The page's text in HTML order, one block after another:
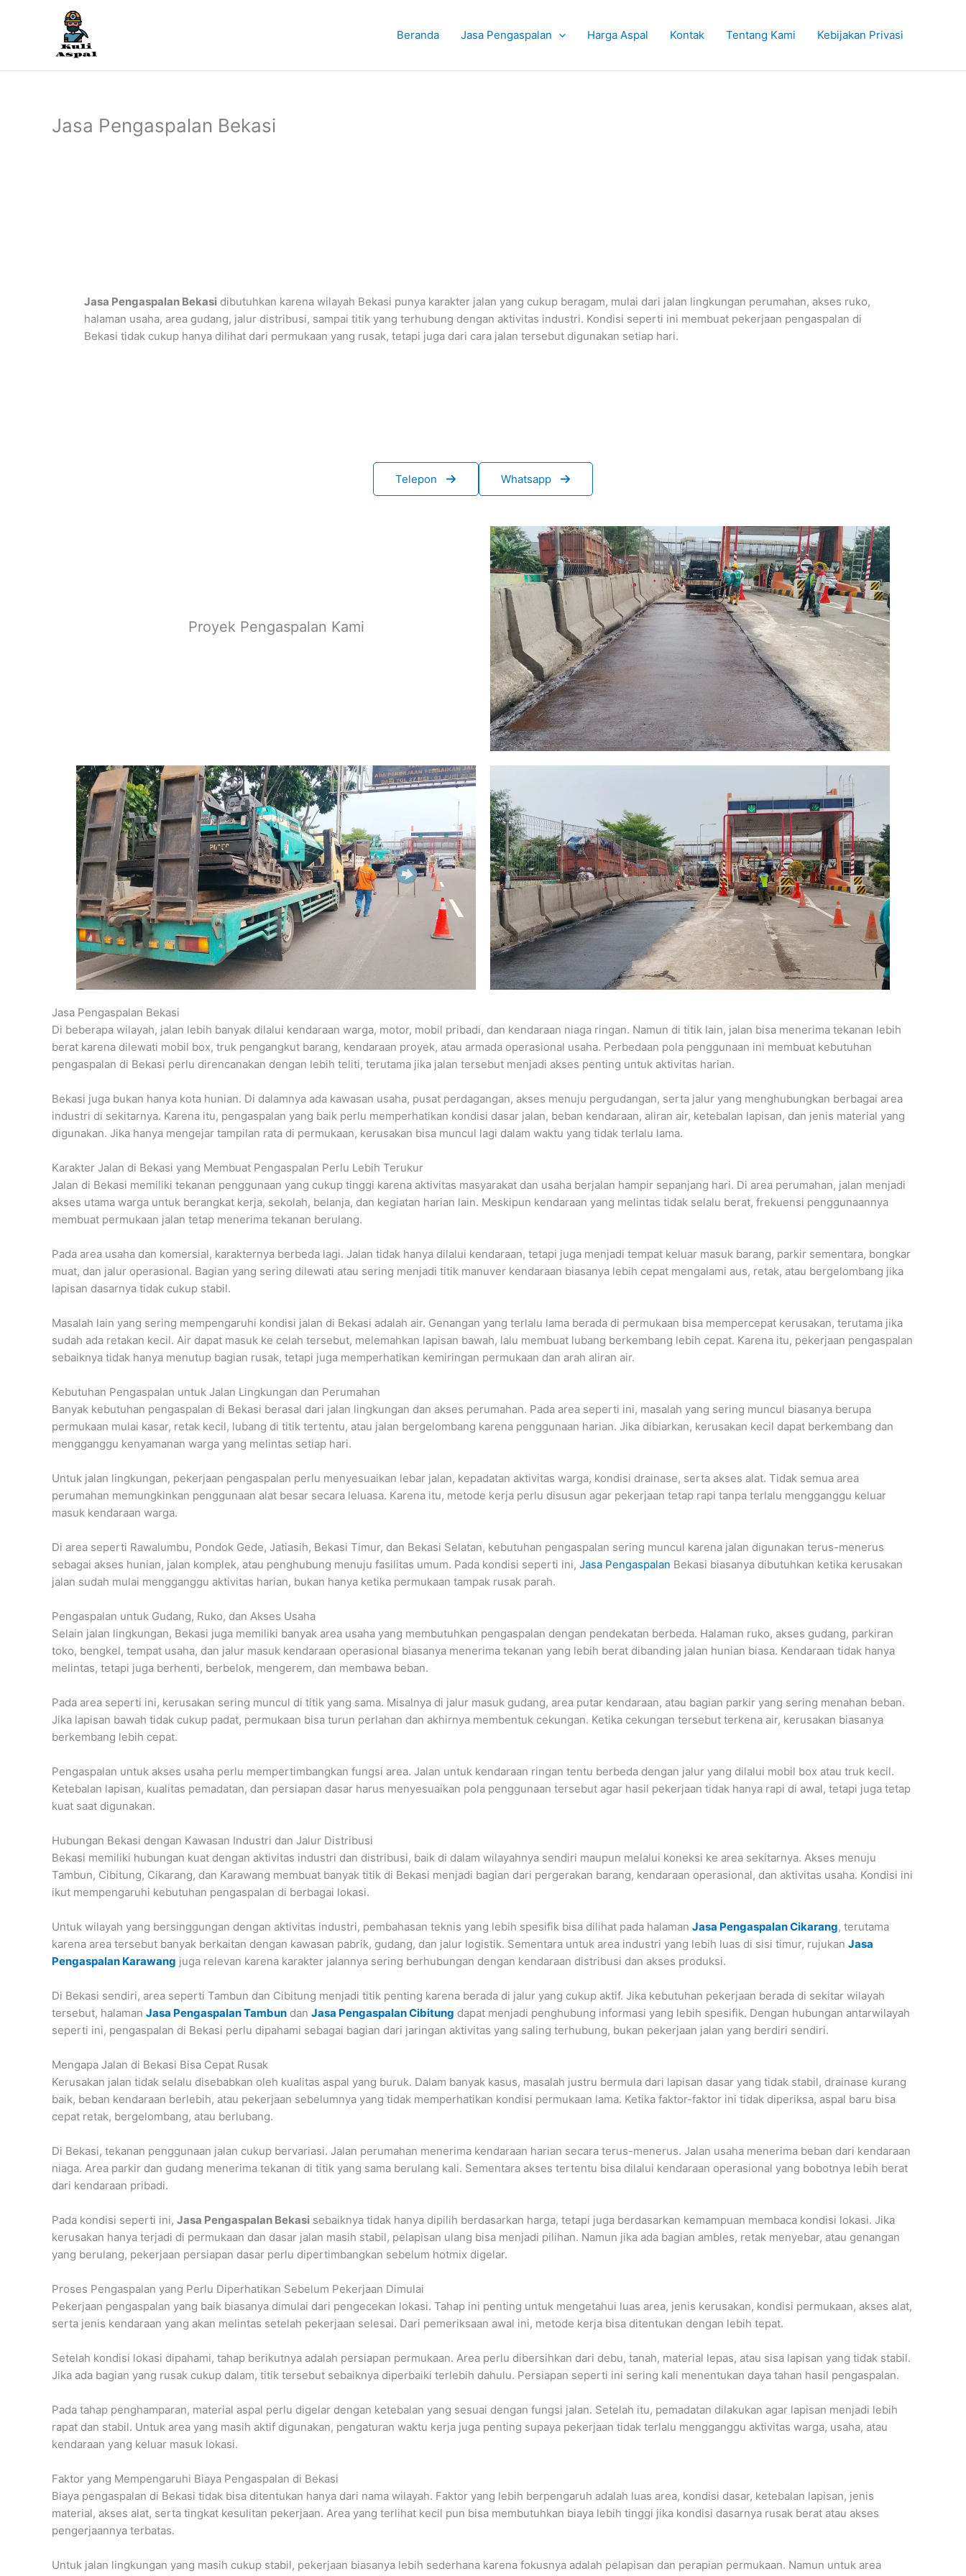
Beranda Jasa Pengaspalan Harga Aspal Kontak Tentang Kami Kebijakan Privasi
Jasa Pengaspalan Bekasi
Jasa Pengaspalan Bekasi dibutuhkan karena wilayah Bekasi punya karakter jalan yang cukup beragam, mulai dari jalan lingkungan perumahan, akses ruko,
halaman usaha, area gudang, jalur distribusi, sampai titik yang terhubung dengan aktivitas industri. Kondisi seperti ini membuat pekerjaan pengaspalan di
Bekasi tidak cukup hanya dilihat dari permukaan yang rusak, tetapi juga dari cara jalan tersebut digunakan setiap hari.
Telepon Whatsapp
Proyek Pengaspalan Kami
Jasa Pengaspalan Bekasi
Di beberapa wilayah, jalan lebih banyak dilalui kendaraan warga, motor, mobil pribadi, dan kendaraan niaga ringan. Namun di titik lain, jalan bisa menerima tekanan lebih
berat karena dilewati mobil box, truk pengangkut barang, kendaraan proyek, atau armada operasional usaha. Perbedaan pola penggunaan ini membuat kebutuhan
pengaspalan di Bekasi perlu direncanakan dengan lebih teliti, terutama jika jalan tersebut menjadi akses penting untuk aktivitas harian.
Bekasi juga bukan hanya kota hunian. Di dalamnya ada kawasan usaha, pusat perdagangan, akses menuju pergudangan, serta jalur yang menghubungkan berbagai area
industri di sekitarnya. Karena itu, pengaspalan yang baik perlu memperhatikan kondisi dasar jalan, beban kendaraan, aliran air, ketebalan lapisan, dan jenis material yang
digunakan. Jika hanya mengejar tampilan rata di permukaan, kerusakan bisa muncul lagi dalam waktu yang tidak terlalu lama.
Karakter Jalan di Bekasi yang Membuat Pengaspalan Perlu Lebih Terukur
Jalan di Bekasi memiliki tekanan penggunaan yang cukup tinggi karena aktivitas masyarakat dan usaha berjalan hampir sepanjang hari. Di area perumahan, jalan menjadi
akses utama warga untuk berangkat kerja, sekolah, belanja, dan kegiatan harian lain. Meskipun kendaraan yang melintas tidak selalu berat, frekuensi penggunaannya
membuat permukaan jalan tetap menerima tekanan berulang.
Pada area usaha dan komersial, karakternya berbeda lagi. Jalan tidak hanya dilalui kendaraan, tetapi juga menjadi tempat keluar masuk barang, parkir sementara, bongkar
muat, dan jalur operasional. Bagian yang sering dilewati atau sering menjadi titik manuver kendaraan biasanya lebih cepat mengalami aus, retak, atau bergelombang jika
lapisan dasarnya tidak cukup stabil.
Masalah lain yang sering mempengaruhi kondisi jalan di Bekasi adalah air. Genangan yang terlalu lama berada di permukaan bisa mempercepat kerusakan, terutama jika
sudah ada retakan kecil. Air dapat masuk ke celah tersebut, melemahkan lapisan bawah, lalu membuat lubang berkembang lebih cepat. Karena itu, pekerjaan pengaspalan
sebaiknya tidak hanya menutup bagian rusak, tetapi juga memperhatikan kemiringan permukaan dan arah aliran air.
Kebutuhan Pengaspalan untuk Jalan Lingkungan dan Perumahan
Banyak kebutuhan pengaspalan di Bekasi berasal dari jalan lingkungan dan akses perumahan. Pada area seperti ini, masalah yang sering muncul biasanya berupa
permukaan mulai kasar, retak kecil, lubang di titik tertentu, atau jalan bergelombang karena penggunaan harian. Jika dibiarkan, kerusakan kecil dapat berkembang dan
mengganggu kenyamanan warga yang melintas setiap hari.
Untuk jalan lingkungan, pekerjaan pengaspalan perlu menyesuaikan lebar jalan, kepadatan aktivitas warga, kondisi drainase, serta akses alat. Tidak semua area
perumahan memungkinkan penggunaan alat besar secara leluasa. Karena itu, metode kerja perlu disusun agar pekerjaan tetap rapi tanpa terlalu mengganggu keluar
masuk kendaraan warga.
Di area seperti Rawalumbu, Pondok Gede, Jatiasih, Bekasi Timur, dan Bekasi Selatan, kebutuhan pengaspalan sering muncul karena jalan digunakan terus-menerus
sebagai akses hunian, jalan komplek, atau penghubung menuju fasilitas umum. Pada kondisi seperti ini, Jasa Pengaspalan Bekasi biasanya dibutuhkan ketika kerusakan
jalan sudah mulai mengganggu aktivitas harian, bukan hanya ketika permukaan tampak rusak parah.
Pengaspalan untuk Gudang, Ruko, dan Akses Usaha
Selain jalan lingkungan, Bekasi juga memiliki banyak area usaha yang membutuhkan pengaspalan dengan pendekatan berbeda. Halaman ruko, akses gudang, parkiran
toko, bengkel, tempat usaha, dan jalur masuk kendaraan operasional biasanya menerima tekanan yang lebih berat dibanding jalan hunian biasa. Kendaraan tidak hanya
melintas, tetapi juga berhenti, berbelok, mengerem, dan membawa beban.
Pada area seperti ini, kerusakan sering muncul di titik yang sama. Misalnya di jalur masuk gudang, area putar kendaraan, atau bagian parkir yang sering menahan beban.
Jika lapisan bawah tidak cukup padat, permukaan bisa turun perlahan dan akhirnya membentuk cekungan. Ketika cekungan tersebut terkena air, kerusakan biasanya
berkembang lebih cepat.
Pengaspalan untuk akses usaha perlu mempertimbangkan fungsi area. Jalan untuk kendaraan ringan tentu berbeda dengan jalur yang dilalui mobil box atau truk kecil.
Ketebalan lapisan, kualitas pemadatan, dan persiapan dasar harus menyesuaikan pola penggunaan tersebut agar hasil pekerjaan tidak hanya rapi di awal, tetapi juga tetap
kuat saat digunakan.
Hubungan Bekasi dengan Kawasan Industri dan Jalur Distribusi
Bekasi memiliki hubungan kuat dengan aktivitas industri dan distribusi, baik di dalam wilayahnya sendiri maupun melalui koneksi ke area sekitarnya. Akses menuju
Tambun, Cibitung, Cikarang, dan Karawang membuat banyak titik di Bekasi menjadi bagian dari pergerakan barang, kendaraan operasional, dan aktivitas usaha. Kondisi ini
ikut mempengaruhi kebutuhan pengaspalan di berbagai lokasi.
Untuk wilayah yang bersinggungan dengan aktivitas industri, pembahasan teknis yang lebih spesifik bisa dilihat pada halaman Jasa Pengaspalan Cikarang, terutama
karena area tersebut banyak berkaitan dengan kawasan pabrik, gudang, dan jalur logistik. Sementara untuk area industri yang lebih luas di sisi timur, rujukan Jasa
Pengaspalan Karawang juga relevan karena karakter jalannya sering berhubungan dengan kendaraan distribusi dan akses produksi.
Di Bekasi sendiri, area seperti Tambun dan Cibitung menjadi titik penting karena berada di jalur yang cukup aktif. Jika kebutuhan pekerjaan berada di sekitar wilayah
tersebut, halaman Jasa Pengaspalan Tambun dan Jasa Pengaspalan Cibitung dapat menjadi penghubung informasi yang lebih spesifik. Dengan hubungan antarwilayah
seperti ini, pengaspalan di Bekasi perlu dipahami sebagai bagian dari jaringan aktivitas yang saling terhubung, bukan pekerjaan jalan yang berdiri sendiri.
Mengapa Jalan di Bekasi Bisa Cepat Rusak
Kerusakan jalan tidak selalu disebabkan oleh kualitas aspal yang buruk. Dalam banyak kasus, masalah justru bermula dari lapisan dasar yang tidak stabil, drainase kurang
baik, beban kendaraan berlebih, atau pekerjaan sebelumnya yang tidak memperhatikan kondisi permukaan lama. Ketika faktor-faktor ini tidak diperiksa, aspal baru bisa
cepat retak, bergelombang, atau berlubang.
Di Bekasi, tekanan penggunaan jalan cukup bervariasi. Jalan perumahan menerima kendaraan harian secara terus-menerus. Jalan usaha menerima beban dari kendaraan
niaga. Area parkir dan gudang menerima tekanan di titik yang sama berulang kali. Sementara akses tertentu bisa dilalui kendaraan operasional yang bobotnya lebih berat
dari kendaraan pribadi.
Pada kondisi seperti ini, Jasa Pengaspalan Bekasi sebaiknya tidak hanya dipilih berdasarkan harga, tetapi juga berdasarkan kemampuan membaca kondisi lokasi. Jika
kerusakan hanya terjadi di permukaan dan dasar jalan masih stabil, pelapisan ulang bisa menjadi pilihan. Namun jika ada bagian ambles, retak menyebar, atau genangan
yang berulang, pekerjaan persiapan dasar perlu dipertimbangkan sebelum hotmix digelar.
Proses Pengaspalan yang Perlu Diperhatikan Sebelum Pekerjaan Dimulai
Pekerjaan pengaspalan yang baik biasanya dimulai dari pengecekan lokasi. Tahap ini penting untuk mengetahui luas area, jenis kerusakan, kondisi permukaan, akses alat,
serta jenis kendaraan yang akan melintas setelah pekerjaan selesai. Dari pemeriksaan awal ini, metode kerja bisa ditentukan dengan lebih tepat.
Setelah kondisi lokasi dipahami, tahap berikutnya adalah persiapan permukaan. Area perlu dibersihkan dari debu, tanah, material lepas, atau sisa lapisan yang tidak stabil.
Jika ada bagian yang rusak cukup dalam, titik tersebut sebaiknya diperbaiki terlebih dahulu. Persiapan seperti ini sering kali menentukan daya tahan hasil pengaspalan.
Pada tahap penghamparan, material aspal perlu digelar dengan ketebalan yang sesuai dengan fungsi jalan. Setelah itu, pemadatan dilakukan agar lapisan menjadi lebih
rapat dan stabil. Untuk area yang masih aktif digunakan, pengaturan waktu kerja juga penting supaya pekerjaan tidak terlalu mengganggu aktivitas warga, usaha, atau
kendaraan yang keluar masuk lokasi.
Faktor yang Mempengaruhi Biaya Pengaspalan di Bekasi
Biaya pengaspalan di Bekasi tidak bisa ditentukan hanya dari nama wilayah. Faktor yang lebih berpengaruh adalah luas area, kondisi dasar, ketebalan lapisan, jenis
material, akses alat, serta tingkat kesulitan pekerjaan. Area yang terlihat kecil pun bisa membutuhkan biaya lebih tinggi jika kondisi dasarnya rusak berat atau akses
pengerjaannya terbatas.
Untuk jalan lingkungan yang masih cukup stabil, pekerjaan biasanya lebih sederhana karena fokusnya adalah pelapisan dan perapian permukaan. Namun untuk area